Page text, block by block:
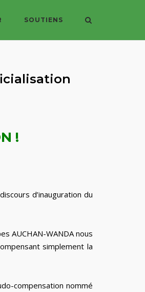
SOUTIENS
!
d’inauguration du
AUCHAN-WANDA nous
simplement la
compensation nommé